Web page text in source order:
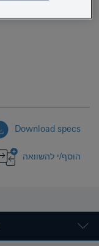
Download specs
הוסף/י להשוואה